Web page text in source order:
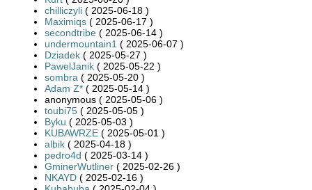
chilliczyli ( 2025-06-18 )
Maximiqs ( 2025-06-17 )
secondtribe ( 2025-06-14 )
undermountain1 ( 2025-06-07 )
Dziadek ( 2025-05-27 )
PawelJanik ( 2025-05-22 )
sombra ( 2025-05-20 )
Adam Z* ( 2025-05-14 )
anonymous ( 2025-05-06 )
toubi75 ( 2025-05-05 )
Byku ( 2025-05-03 )
KUBAWRZE ( 2025-05-01 )
albik ( 2025-04-18 )
pedro4d ( 2025-03-14 )
GminerWutliner ( 2025-02-26 )
NKAYD ( 2025-02-16 )